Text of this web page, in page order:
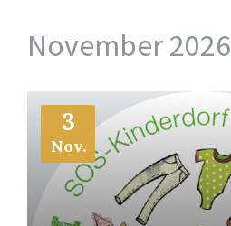
November 2026
3
Nov.
Mehr